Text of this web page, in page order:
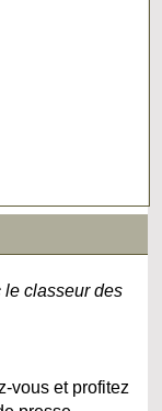
le classeur des
vous et profitez